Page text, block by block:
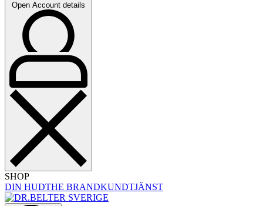
Open Account details
SHOP
DIN HUDTHE BRANDKUNDTJÄNST